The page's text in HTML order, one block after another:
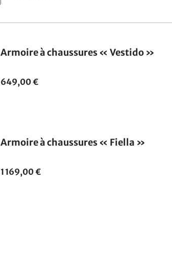
Armoire à chaussures « Vestido »
649,00 €
Armoire à chaussures « Fiella »
1 169,00 €